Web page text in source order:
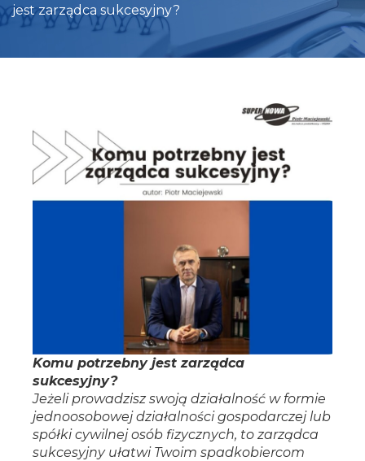
jest zarządca sukcesyjny?
Komu potrzebny jest zarządca
sukcesyjny?
Jeżeli prowadzisz swoją działalność w formie
jednoosobowej działalności gospodarczej lub
spółki cywilnej osób fizycznych, to zarządca
sukcesyjny ułatwi Twoim spadkobiercom